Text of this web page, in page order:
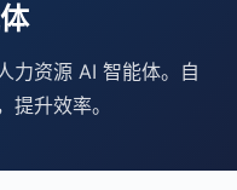
力资源 AI 智能体。自
提升效率。